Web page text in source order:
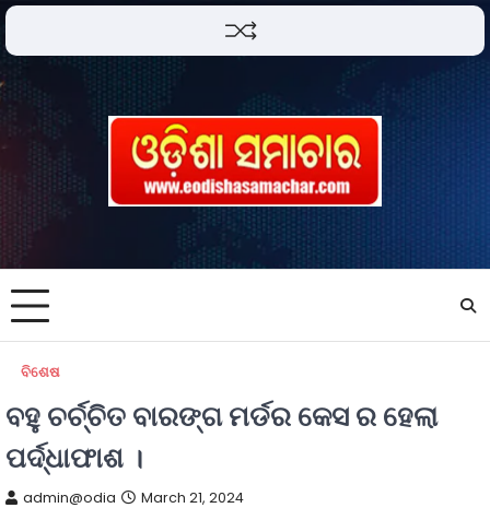
ବିଶେଷ
ବହୁ ଚର୍ଚ୍ଚିତ ବାରଙ୍ଗ ମର୍ଡର କେସ ର ହେଲା
ପର୍ଦ୍ଧାଫାଶ ।
admin@odia March 21, 2024